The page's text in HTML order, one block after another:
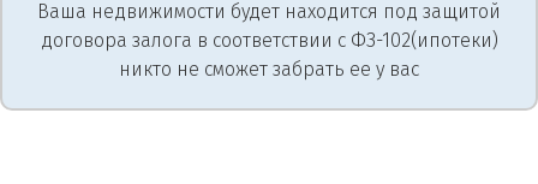
Ваша недвижимости будет находится под защитой
договора залога в соответствии с ФЗ-102(ипотеки)
никто не сможет забрать ее у вас